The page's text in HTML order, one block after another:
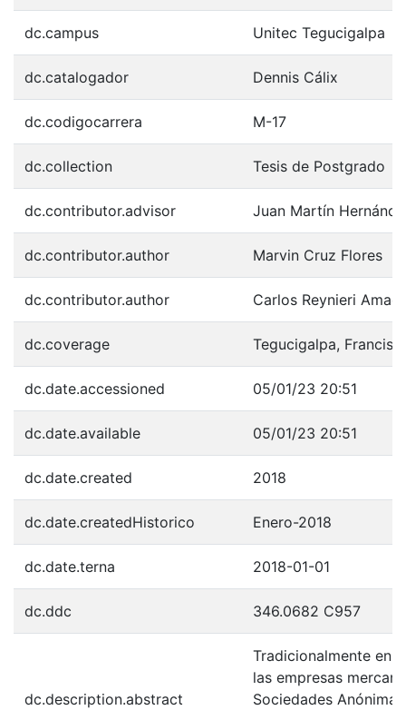
dc.campus Unitec Tegucigalpa
dc.catalogador Dennis Cálix
dc.codigocarrera M-17
dc.collection Tesis de Postgrado
dc.contributor.advisor Juan Martín
dc.contributor.author Marvin Cruz Flores
dc.contributor.author Carlos Reynieri
dc.coverage Tegucigalpa,
dc.date.accessioned 05/01/23 20:51
dc.date.available 05/01/23 20:51
dc.date.created 2018
dc.date.createdHistorico Enero-2018
dc.date.terna 2018-01-01
dc.ddc 346.0682 C957
dc.description.abstract
Tradicionalmente en
las empresas
Sociedades